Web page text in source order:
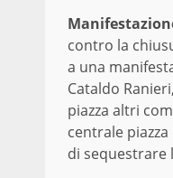
contro la
a una
Cataldo
piazza altri
centrale
di sequestrare